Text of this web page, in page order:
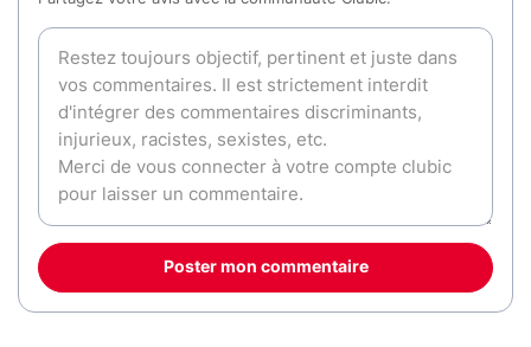
Poster mon commentaire